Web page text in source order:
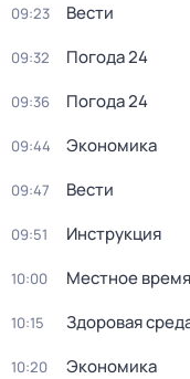
09:23 Вести
09:32 Погода 24
09:36 Погода 24
09:44 Экономика
09:47 Вести
09:51 Инструкция
10:00 Местное
10:15 Здоровая
10:20 Экономика